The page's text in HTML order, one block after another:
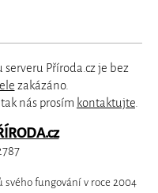
Příroda.cz je bez
zakázáno.
nás prosím kontaktujte
svého fungování v roce 2004